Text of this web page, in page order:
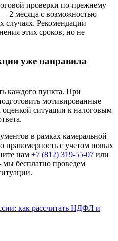
проверки по-прежнему
2 месяца с возможностью
случаях. Рекомендации
этих сроков, но не
уже направила
каждого пункта. При
мотивированные
оценкой ситуации к налоговым
в рамках камеральной
правомерность с учетом новых
нам +7 (812) 319-55-07 или
бесплатно проведем
как рассчитать НДФЛ и